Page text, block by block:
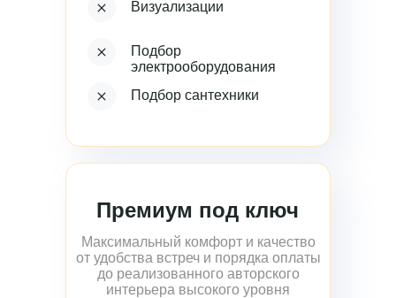
Визуализации
Подбор
электрооборудования
Подбор сантехники
Премиум под ключ
Максимальный комфорт и качество
от удобства встреч и порядка оплаты
до реализованного авторского
интерьера высокого уровня